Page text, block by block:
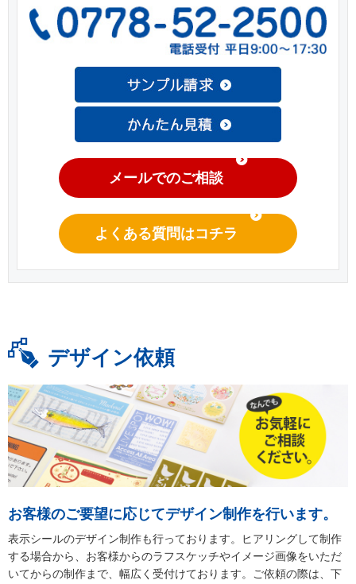
メールでのご相談
よくある質問はコチラ
デザイン依頼
お客様のご要望に応じてデザイン制作を行います。
表示シールのデザイン制作も行っております。ヒアリングして制作
する場合から、お客様からのラフスケッチやイメージ画像をいただ
いてからの制作まで、幅広く受付けております。ご依頼の際は、下